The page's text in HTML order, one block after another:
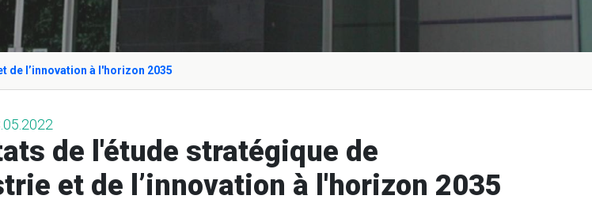
de l’innovation à l'horizon 2035
de l'étude stratégique de
et de l’innovation à l'horizon 2035